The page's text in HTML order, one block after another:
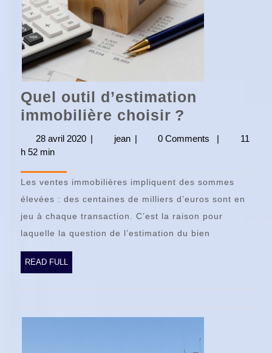
Quel outil d’estimation
immobilière choisir ?
outil
choisir ?
28 avril 2020 28
| jean jean
| 0 Comments |
11
h 52 min
Les ventes immobilières impliquent des sommes
élevées : des centaines de milliers d’euros sont en
jeu à chaque transaction. C’est la raison pour
laquelle la question de l’estimation du bien
READ FULL
FULL